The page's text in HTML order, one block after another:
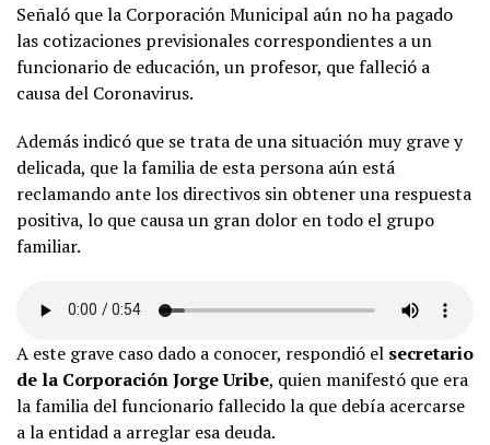
Señaló que la Corporación Municipal aún no ha pagado
las cotizaciones previsionales correspondientes a un
funcionario de educación, un profesor, que falleció a
causa del Coronavirus.
Además indicó que se trata de una situación muy grave y
delicada, que la familia de esta persona aún está
reclamando ante los directivos sin obtener una respuesta
positiva, lo que causa un gran dolor en todo el grupo
familiar.
A este grave caso dado a conocer, respondió el secretario
de la Corporación Jorge Uribe, quien manifestó que era
la familia del funcionario fallecido la que debía acercarse
a la entidad a arreglar esa deuda.